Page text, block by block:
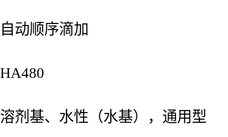
自动顺序滴加
HA480
溶剂基、水性（水基），通用型